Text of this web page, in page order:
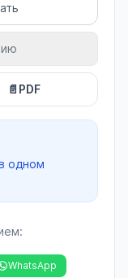
📄 PDF
одном
WhatsApp